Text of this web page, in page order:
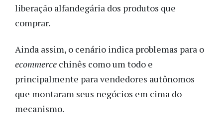
liberação alfandegária dos produtos que
comprar.
Ainda assim, o cenário indica problemas para o
ecommerce chinês como um todo e
principalmente para vendedores autônomos
que montaram seus negócios em cima do
mecanismo.